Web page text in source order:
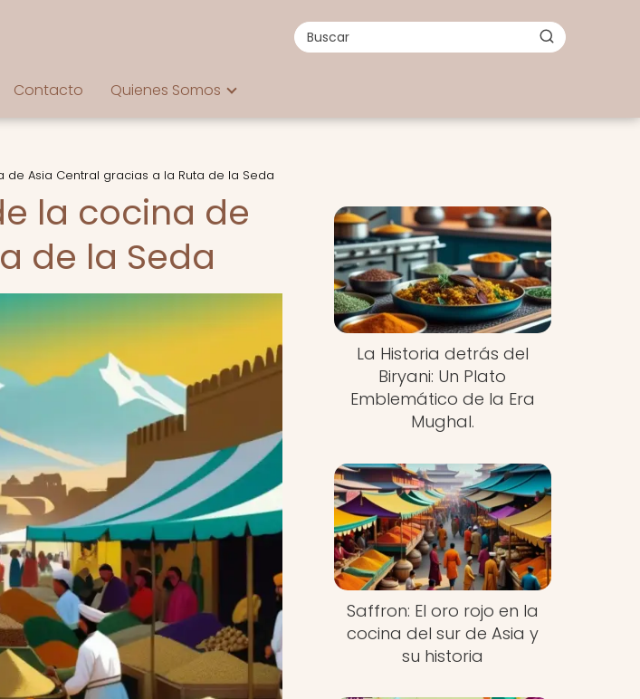
Contacto Quienes Somos
de Asia Central gracias a la Ruta de la Seda
la cocina de
de la Seda
La Historia detrás del
Biryani: Un Plato
Emblemático de la Era
Mughal.
Saffron: El oro rojo en la
cocina del sur de Asia y
su historia